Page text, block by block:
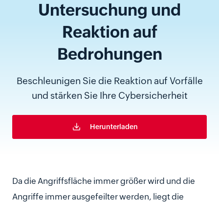
Untersuchung und
Reaktion auf
Bedrohungen
Beschleunigen Sie die Reaktion auf Vorfälle
und stärken Sie Ihre Cybersicherheit
Herunterladen
Da die Angriffsfläche immer größer wird und die
Angriffe immer ausgefeilter werden, liegt die